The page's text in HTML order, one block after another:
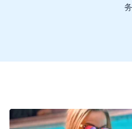
务